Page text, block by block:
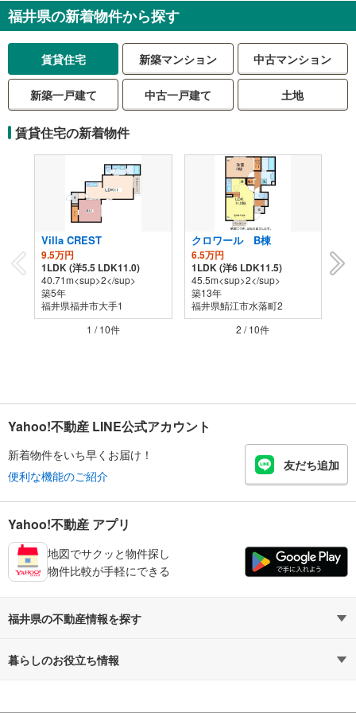
福井県の新着物件から探す
賃貸住宅 新築マンション 中古マンション
新築一戸建て 中古一戸建て 土地
賃貸住宅の新着物件
Villa CREST
9.5万円
1LDK (洋5.5 LDK11.0)
40.71m<sup>2</sup>
築5年
福井県福井市大手1
1 / 10件
クロワール B棟
6.5万円
1LDK (洋6 LDK11.5)
45.5m<sup>2</sup>
築13年
福井県鯖江市水落町2
2 / 10件
Yahoo!不動産 LINE公式アカウント
新着物件をいち早くお届け！
便利な機能のご紹介
友だち追加
Yahoo!不動産 アプリ
地図でサクッと物件探し
物件比較が手軽にできる
福井県の不動産情報を探す
不動産・住宅
暮らしのお役立ち情報